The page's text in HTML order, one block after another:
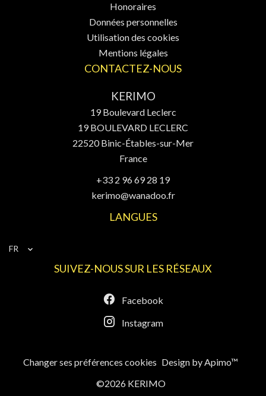
Honoraires
Données personnelles
Utilisation des cookies
Mentions légales
CONTACTEZ-NOUS
KERIMO
19 Boulevard Leclerc
19 BOULEVARD LECLERC
22520Binic-Étables-sur-Mer
France
+33 2 96 69 28 19
kerimo@wanadoo.fr
LANGUES
FR
SUIVEZ-NOUS SUR LES RÉSEAUX
Facebook
Instagram
Changer ses préférences cookies Design byApimo™
©2026 KERIMO